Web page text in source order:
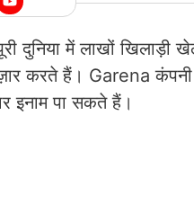
दुनिया में लाखों खिलाड़ी
करते हैं। Garena कंपनी
इनाम पा सकते हैं।